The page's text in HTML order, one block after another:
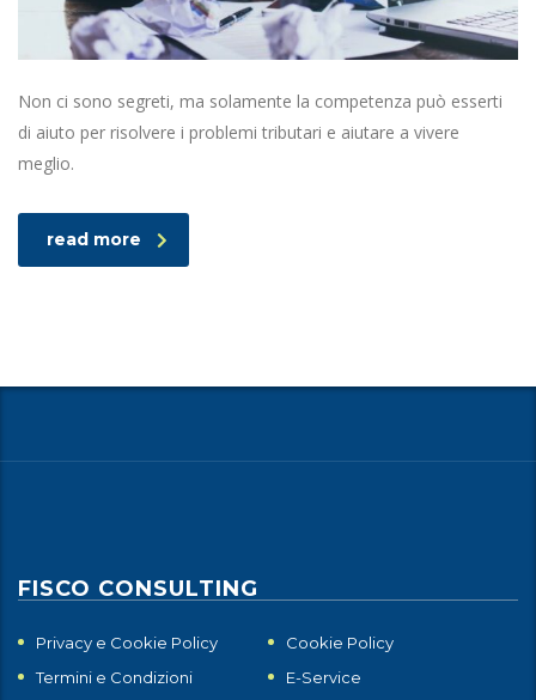
Non ci sono segreti, ma solamente la competenza può esserti
di aiuto per risolvere i problemi tributari e aiutare a vivere
meglio.
read more
FISCO CONSULTING
Privacy e Cookie Policy
Cookie Policy
Termini e Condizioni
E-Service